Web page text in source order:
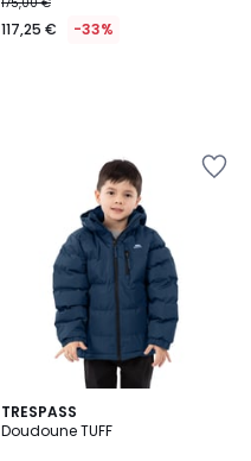
117,25 € -33%
TRESPASS
Doudoune TUFF
4,4
/ 5
4
Couleurs